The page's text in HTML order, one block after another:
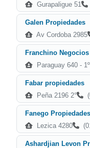
Gurapaligue 51
Galen Propiedades
Av Cordoba 2985
Franchino
Paraguay 640 -
Fabar propiedades
Peña 2196 2°
Fanego Propiedades
Lezica 4280
Ashardjian Levon